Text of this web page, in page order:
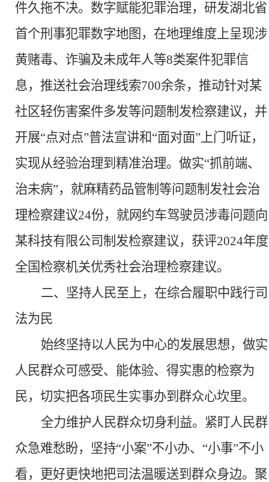
件久拖不决。数字赋能犯罪治理，研发湖北省
首个刑事犯罪数字地图，在地理维度上呈现涉
黄赌毒、诈骗及未成年人等8类案件犯罪信
息，推送社会治理线索700余条，推动针对某
社区轻伤害案件多发等问题制发检察建议，并
开展“点对点”普法宣讲和“面对面”上门听证，
实现从经验治理到精准治理。做实“抓前端、
治未病”，就麻精药品管制等问题制发社会治
理检察建议24份，就网约车驾驶员涉毒问题向
某科技有限公司制发检察建议，获评2024年度
全国检察机关优秀社会治理检察建议。
二、坚持人民至上，在综合履职中践行司
法为民
始终坚持以人民为中心的发展思想，做实
人民群众可感受、能体验、得实惠的检察为
民，切实把各项民生实事办到群众心坎里。
全力维护人民群众切身利益。 紧盯人民群
众急难愁盼，坚持“小案”不小办、“小事”不小
看，更好更快地把司法温暖送到群众身边。聚